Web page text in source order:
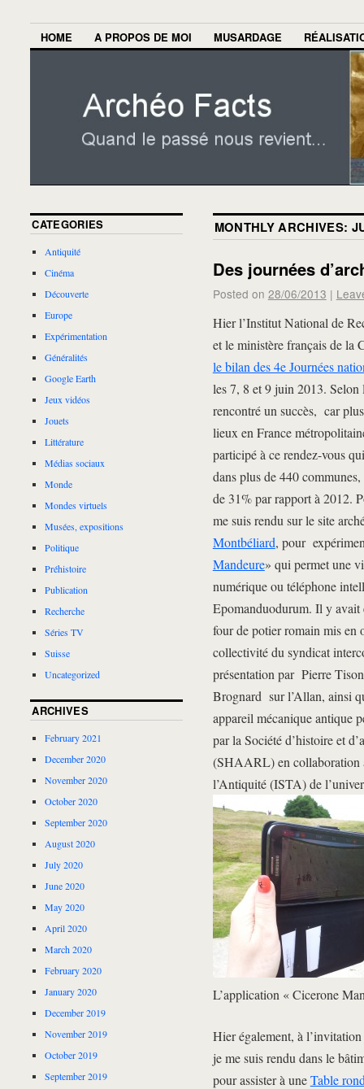
HOME A PROPOS DE MOI MUSARDAGE
MONTHLY ARCHIVES:
Des journées
Posted on 28/06/2013 |
Hier l’Institut National de
et le ministère français de la
le bilan des 4e Journées
les 7, 8 et 9 juin 2013. Selon
rencontré un succès, car
lieux en France
participé à ce rendez-vous
dans plus de 440
de 31% par rapport à 2012.
me suis rendu sur le site
Montbéliard, pour
Mandeure» qui permet une
numérique ou téléphone
Epomanduodurum. Il y avait
four de potier romain mis
collectivité du syndicat
présentation par Pierre
Brognard sur l’Allan, ainsi
appareil mécanique antique
par la Société d’histoire et
(SHAARL) en collaboration
l’Antiquité (ISTA) de
L’application « Cicerone
Hier également, à
je me suis rendu dans le
pour assister à uneTable
CATEGORIES
Antiquité
Cinéma
Découverte
Europe
Expérimentation
Généralités
Google Earth
Jeux vidéos
Jouets
Littérature
Médias sociaux
Monde
Mondes virtuels
Musées, expositions
Politique
Préhistoire
Publication
Recherche
Séries TV
Suisse
Uncategorized
ARCHIVES
February 2021
December 2020
November 2020
October 2020
September 2020
August 2020
July 2020
June 2020
May 2020
April 2020
March 2020
February 2020
January 2020
December 2019
November 2019
October 2019
September 2019